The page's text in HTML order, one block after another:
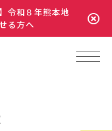
令和８年熊本地
る方へ